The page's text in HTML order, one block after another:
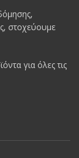
στοχεύουμε
για όλες τις